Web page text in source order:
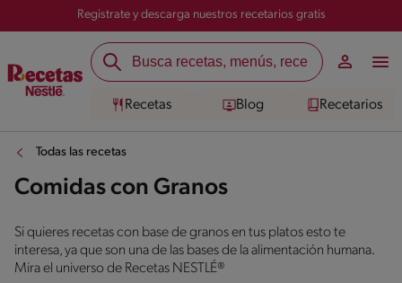
Registrate y descarga nuestros recetarios gratis
Recetas Blog Recetarios
Todas las recetas
Comidas con Granos
Si quieres recetas con base de granos en tus platos esto te
interesa, ya que son una de las bases de la alimentación humana.
Mira el universo de Recetas NESTLÉ®